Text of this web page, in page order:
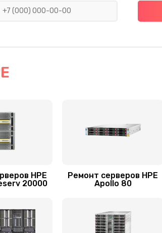
30 мин
SCSI
50 мин
60 мин
HPE
20000
Ремонт серверов HPE
Apollo 80